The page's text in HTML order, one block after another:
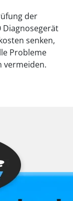
der
Diagnosegerät
senken,
Probleme
vermeiden.